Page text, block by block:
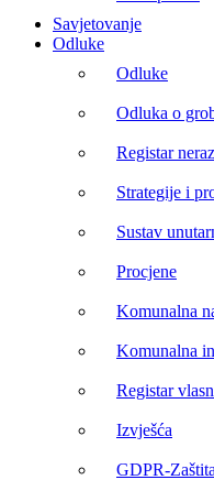
Savjetovanje
Odluke
Odluke
Odluka o
Registar
Strategije i
Sustav
Procjene
Komunalna
Komunalna
Registar
Izvješća
GDPR-